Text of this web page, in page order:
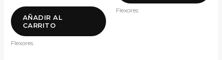
AÑADIR AL
CARRITO
Flexores
Flexores